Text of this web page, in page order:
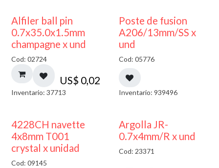
Alfiler ball pin
0.7x35.0x1.5mm
champagne x und
Cod: 02724
US$ 0,02
Inventario: 37713
Poste de fusion
A206/13mm/SS x
und
Cod: 05776
Inventario: 939496
4228CH navette
4x8mm T001
crystal x unidad
Cod: 09145
Argolla JR-
0.7x4mm/R x und
Cod: 23371